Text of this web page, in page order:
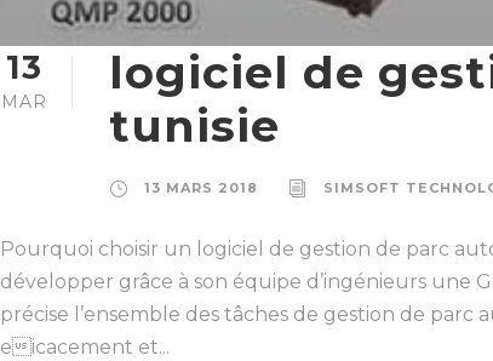
13
MAR
logiciel de
tunisie
13 MARS 2018 SIMSOFT
Pourquoi choisir un logiciel de gestion de parc
développer grâce à son équipe d’ingénieurs une
précise l’ensemble des tâches de gestion de
eicacement et...